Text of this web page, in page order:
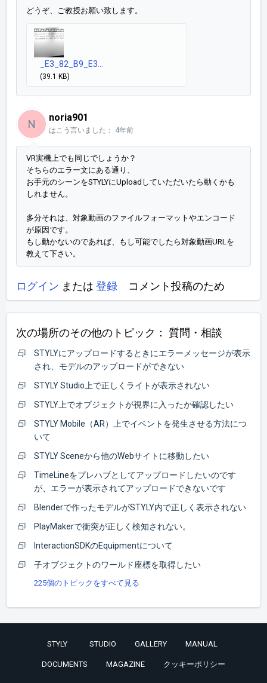
どうぞ、ご教授お願い致します。
_E3_82_B9_E3...
(39.1 KB)
N
noria901
はこう言いました： 4年前
VR実機上でも同じでしょうか？
そちらのエラー文にある通り、
お手元のシーンをSTYLYにUploadしていただいたら動くかも
しれません。
多分それは、対象動画のファイルフォーマットやエンコード
が原因です。
もし動かないのであれば、もし可能でしたら対象動画URLを
教えて下さい。
ログイン または 登録 コメント投稿のため
次の場所のその他のトピック： 質問・相談
STYLYにアップロードするときにエラーメッセージが表示
され、モデルのアップロードができない
STYLY Studio上で正しくライトが表示されない
STYLY上でオブジェクトが視界に入ったか確認したい
STYLY Mobile（AR）上でイベントを発生させる方法につ
いて
STYLY Sceneから他のWebサイトに移動したい
TimeLineをプレハブとしてアップロードしたいのです
が、エラーが表示されてアップロードできないです
Blenderで作ったモデルがSTYLY内で正しく表示されない
PlayMakerで衝突が正しく検知されない。
InteractionSDKのEquipmentについて
子オブジェクトのワールド座標を取得したい
225個のトピックをすべて見る
STYLY STUDIO GALLERY MANUAL
DOCUMENTS MAGAZINE クッキーポリシー